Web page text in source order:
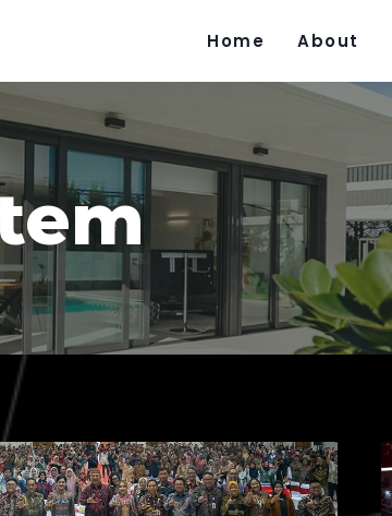
Home About